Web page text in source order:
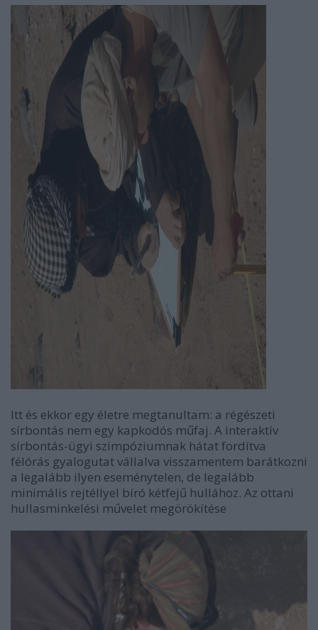
Itt és ekkor egy életre megtanultam: a régészeti
sírbontás nem egy kapkodós műfaj. A interaktív
sírbontás-ügyi szimpóziumnak hátat fordítva
félórás gyalogutat vállalva visszamentem barátkozni
a legalább ilyen eseménytelen, de legalább
minimális rejtéllyel bíró kétfejű hullához. Az ottani
hullasminkelési művelet megörökítése